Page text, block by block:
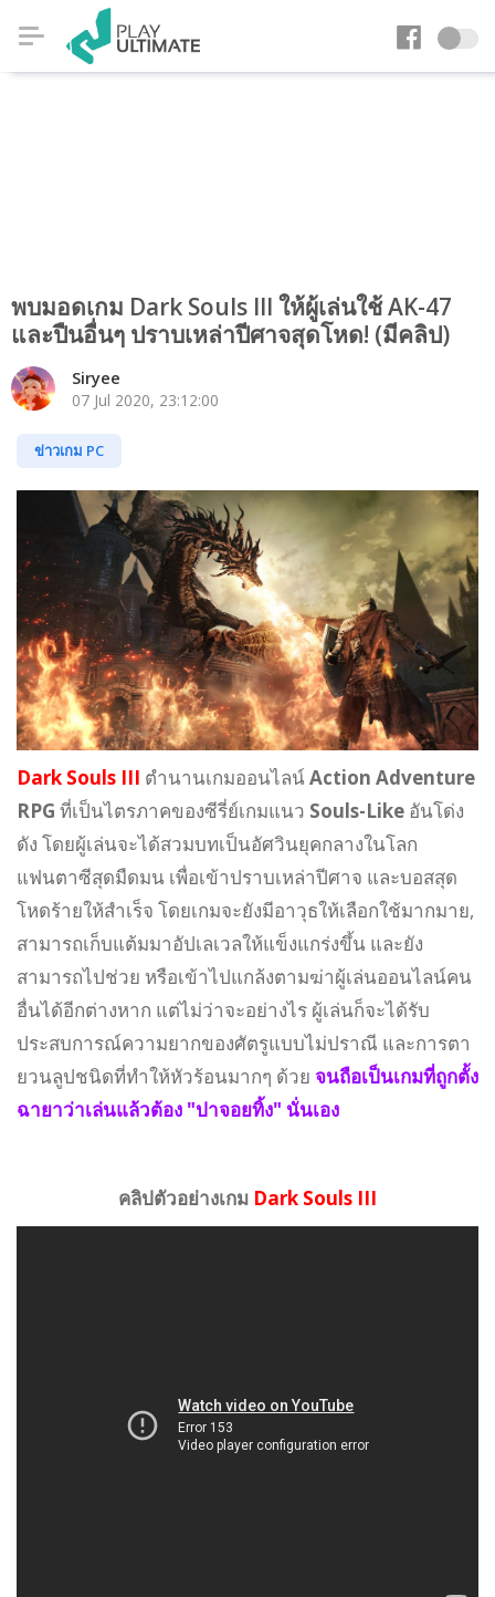
พบมอดเกม Dark Souls III ให้ผู้เล่นใช้ AK-47
และปืนอื่นๆ ปราบเหล่าปีศาจสุดโหด! (มีคลิป)
Siryee
07 Jul 2020, 23:12:00
ข่าวเกม PC
Dark Souls III ตำนานเกมออนไลน์ Action Adventure
RPG ที่เป็นไตรภาคของซีรี่ย์เกมแนว Souls-Like อันโด่ง
ดัง โดยผู้เล่นจะได้สวมบทเป็นอัศวินยุคกลางในโลก
แฟนตาซีสุดมืดมน เพื่อเข้าปราบเหล่าปีศาจ และบอสสุด
โหดร้ายให้สำเร็จ โดยเกมจะยังมีอาวุธให้เลือกใช้มากมาย,
สามารถเก็บแต้มมาอัปเลเวลให้แข็งแกร่งขึ้น และยัง
สามารถไปช่วย หรือเข้าไปแกล้งตามฆ่าผู้เล่นออนไลน์คน
อื่นได้อีกต่างหาก แต่ไม่ว่าจะอย่างไร ผู้เล่นก็จะได้รับ
ประสบการณ์ความยากของศัตรูแบบไม่ปราณี และการตา
ยวนลูปชนิดที่ทำให้หัวร้อนมากๆ ด้วย จนถือเป็นเกมที่ถูกตั้ง
ฉายาว่าเล่นแล้วต้อง "ปาจอยทิ้ง" นั่นเอง
คลิปตัวอย่างเกม Dark Souls III